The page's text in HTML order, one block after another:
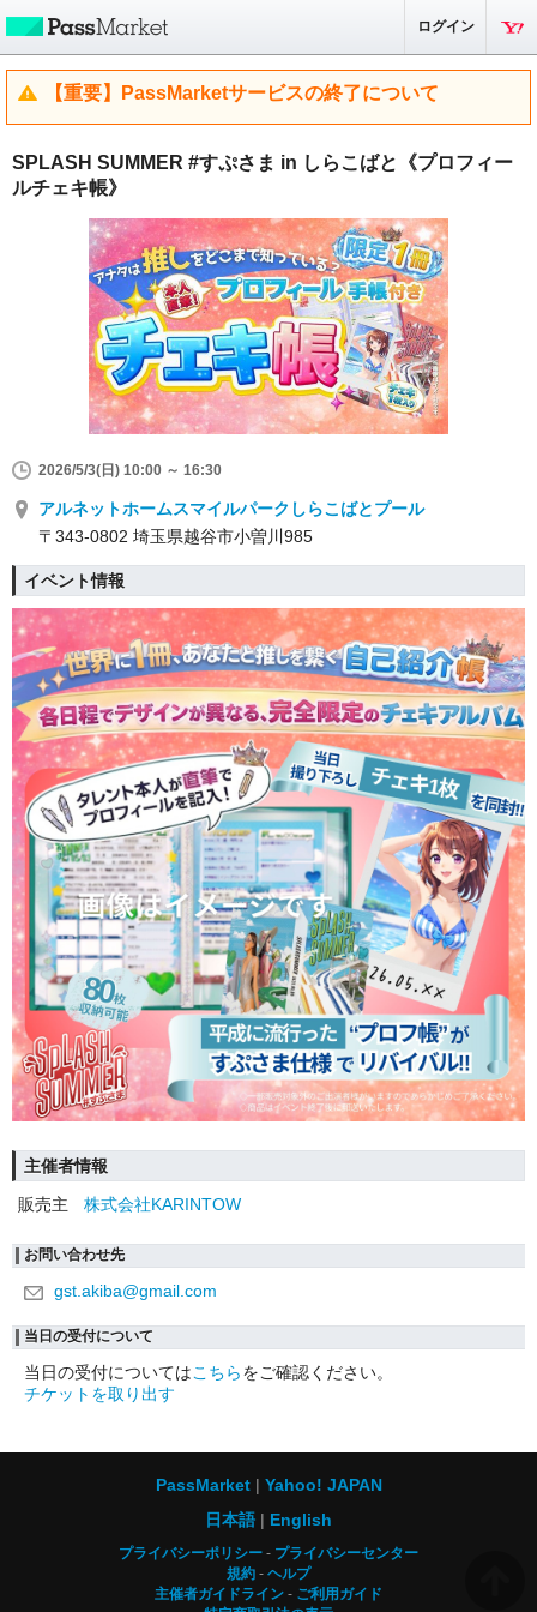
ログイン
【重要】PassMarketサービスの終了について
SPLASH SUMMER #すぷさま in しらこばと《プロフィー
ルチェキ帳》
2026/5/3(日) 10:00 ～ 16:30
アルネットホームスマイルパークしらこばとプール
〒343-0802 埼玉県越谷市小曽川985
イベント情報
主催者情報
販売主
株式会社KARINTOW
お問い合わせ先
gst.akiba@gmail.com
当日の受付について
当日の受付についてはこちらをご確認ください。
チケットを取り出す
PassMarket
Yahoo! JAPAN
日本語
English
プライバシーポリシー
プライバシーセンター
規約
ヘルプ
主催者ガイドライン
ご利用ガイド